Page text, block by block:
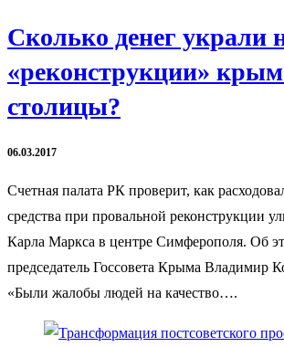
Сколько денег украли
«реконструкции»
столицы?
06.03.2017
Счетная палата РК проверит, как
средства при провальной реконструкции
Карла Маркса в центре Симферополя. Об
председатель Госсовета Крыма Владимир
«Были жалобы людей на качество….